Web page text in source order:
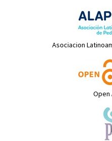
Asociacion
Open